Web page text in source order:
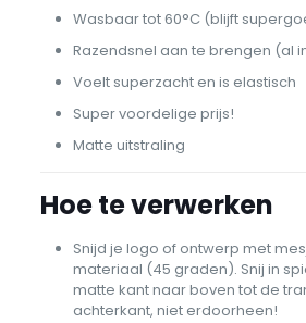
Wasbaar tot 60°C (blijft
Razendsnel aan te brengen (al
Voelt superzacht en is elastisch
Super voordelige prijs!
Matte uitstraling
Hoe te verwerken
Snijd je logo of ontwerp met
materiaal (45 graden). Snij in
matte kant naar boven tot de
achterkant, niet erdoorheen!